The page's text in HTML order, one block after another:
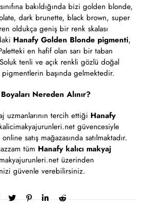
sınıfına bakıldığında bizi golden blonde,
dark brunette, black brown, super
oldukça geniş bir renk skalası
Hanafy Golden Blonde pigmenti,
en hafif olan sarı bir taban
tenli ve açık renkli gözlü doğal
pigmentlerin başında gelmektedir.
Nereden Alınır?
uzmanlarının tercih ettiği Hanafy
güvencesiyle
satış mağazasında satılmaktadır.
tüm Hanafy kalıcı makyaj
üzerinden
güvenle verebilirsiniz.